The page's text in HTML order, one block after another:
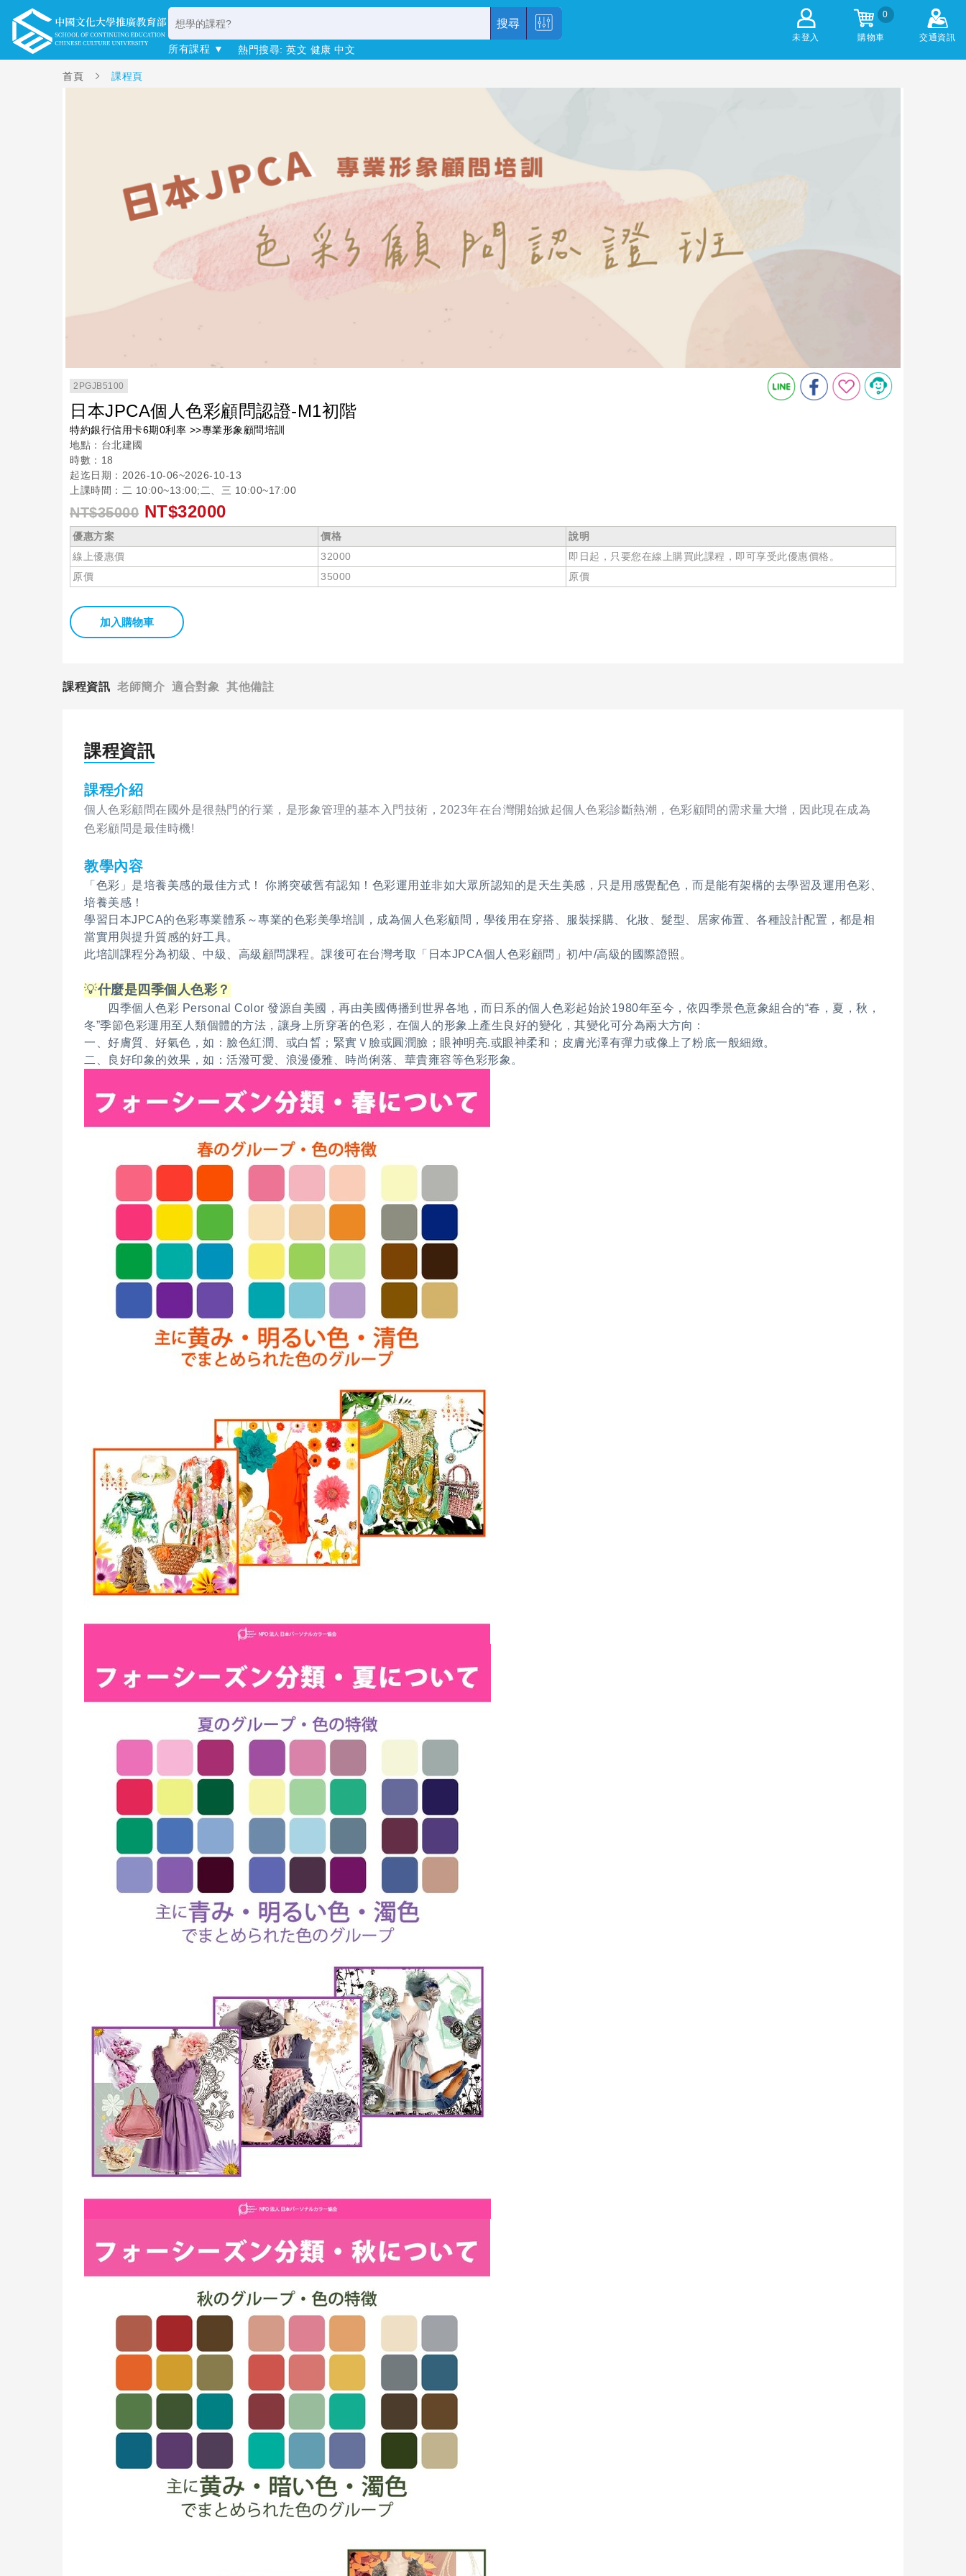
未登入
0
購物車 交通資訊
搜尋
所有課程 ▼ 熱門搜尋: 英文 健康 中文
首頁 課程頁
2PGJB5100
日本JPCA個人色彩顧問認證-M1初階
特約銀行信用卡6期0利率 >>專業形象顧問培訓
地點：台北建國
時數：18
起迄日期：2026-10-06~2026-10-13
上課時間：二 10:00~13:00;二、三 10:00~17:00
NT$35000 NT$32000
優惠方案 價格
說明
線上優惠價
32000
即日起，只要您在線上購買此課程，即可享受此優惠價格。
原價
35000 原價
加入購物車
課程資訊 老師簡介 適合對象 其他備註
課程資訊
課程介紹
個人色彩顧問在國外是很熱門的行業，是形象管理的基本入門技術，2023年在台灣開始掀起個人色彩診斷熱潮，色彩顧問的需求量大增，因此現在成為
色彩顧問是最佳時機!
教學內容
「色彩」是培養美感的最佳方式！ 你將突破舊有認知！色彩運用並非如大眾所認知的是天生美感，只是用感覺配色，而是能有架構的去學習及運用色彩、
培養美感！
學習日本JPCA的色彩專業體系～專業的色彩美學培訓，成為個人色彩顧問，學後用在穿搭、服裝採購、化妝、髮型、居家佈置、各種設計配置，都是相
當實用與提升質感的好工具。
此培訓課程分為初級、中級、高級顧問課程。課後可在台灣考取「日本JPCA個人色彩顧問」初/中/高級的國際證照。
💡什麼是四季個人色彩？
四季個人色彩 Personal Color 發源自美國，再由美國傳播到世界各地，而日系的個人色彩起始於1980年至今，依四季景色意象組合的“春，夏，秋，
冬”季節色彩運用至人類個體的方法，讓身上所穿著的色彩，在個人的形象上產生良好的變化，其變化可分為兩大方向：
一、好膚質、好氣色，如：臉色紅潤、或白晳；緊實Ｖ臉或圓潤臉；眼神明亮.或眼神柔和；皮膚光澤有彈力或像上了粉底一般細緻。
二、良好印象的效果，如：活潑可愛、浪漫優雅、時尚俐落、華貴雍容等色彩形象。